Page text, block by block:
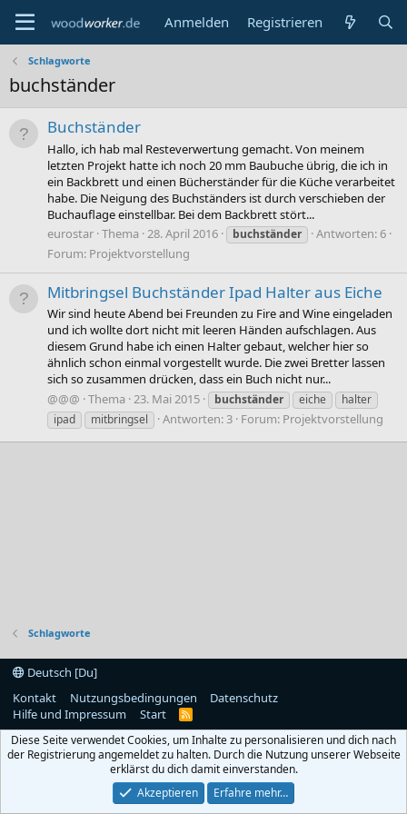
Anmelden Registrieren
Schlagworte
buchständer
Buchständer
Hallo, ich hab mal Resteverwertung gemacht. Von meinem
letzten Projekt hatte ich noch 20 mm Baubuche übrig, die ich in
ein Backbrett und einen Bücherständer für die Küche verarbeitet
habe. Die Neigung des Buchständers ist durch verschieben der
Buchauflage einstellbar. Bei dem Backbrett stört...
eurostar Thema 28. April 2016 buchständer
Antworten: 6
Forum: Projektvorstellung
Mitbringsel Buchständer Ipad Halter aus Eiche
Wir sind heute Abend bei Freunden zu Fire and Wine eingeladen
und ich wollte dort nicht mit leeren Händen aufschlagen. Aus
diesem Grund habe ich einen Halter gebaut, welcher hier so
ähnlich schon einmal vorgestellt wurde. Die zwei Bretter lassen
sich so zusammen drücken, dass ein Buch nicht nur...
@@@ Thema 23. Mai 2015 buchständer eiche
halter
ipad
mitbringsel Antworten: 3 Forum: Projektvorstellung
Schlagworte
Deutsch [Du]
Kontakt
Nutzungsbedingungen
Datenschutz
Hilfe und Impressum
Start
R
S
Diese Seite verwendet Cookies, um Inhalte zu personalisieren und dich nach
der Registrierung angemeldet zu halten. Durch die Nutzung unserer Webseite
erklärst du dich damit einverstanden.
Akzeptieren
Erfahre mehr…